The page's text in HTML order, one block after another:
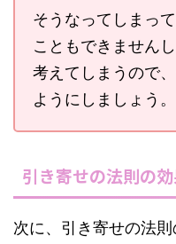
そうなってしまっ
こともできません
考えてしまうので
ようにしましょう。
引き寄せの法則の
次に、引き寄せの法